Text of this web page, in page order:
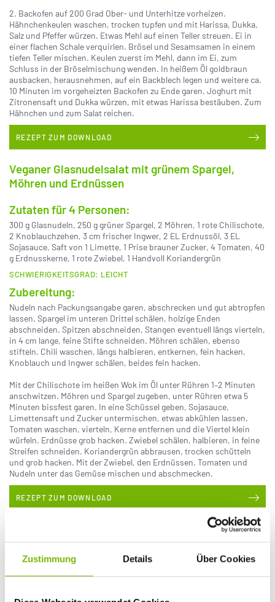
Zustimmung Details Über Cookies
2. Backofen auf 200 Grad Ober- und Unterhitze vorheizen.
Hähnchenkeulen waschen, trocken tupfen und mit Harissa, Dukka,
Salz und Pfeffer würzen. Etwas Mehl auf einen Teller streuen. Ei in
einer flachen Schale verquirlen. Brösel und Sesamsamen in einem
tiefen Teller mischen. Keulen zuerst im Mehl, dann im Ei, zum
Schluss in der Bröselmischung wenden. In heißem Öl goldbraun
ausbacken, herausnehmen, auf ein Backblech legen und weitere ca.
10 Minuten im vorgeheizten Backofen zu Ende garen. Joghurt mit
Zitronensaft und Dukka würzen, mit etwas Harissa bestäuben. Zum
Hähnchen und zum Salat reichen.
REZEPT ZUM DOWNLOAD
Veganer Glasnudelsalat mit grünem Spargel,
Möhren und Erdnüssen
Zutaten für 4 Personen:
300 g Glasnudeln, 250 g grüner Spargel, 2 Möhren, 1 rote Chilischote,
2 Knoblauchzehen, 3 cm frischer Ingwer, 2 EL Erdnussöl, 3 EL
Sojasauce, Saft von 1 Limette, 1 Prise brauner Zucker, 4 Tomaten, 40
g Erdnusskerne, 1 rote Zwiebel, 1 Handvoll Koriandergrün
SCHWIERIGKEITSGRAD: LEICHT
Zubereitung:
Nudeln nach Packungsangabe garen, abschrecken und gut abtropfen
lassen. Spargel im unteren Drittel schälen, holzige Enden
abschneiden. Spitzen abschneiden, Stangen eventuell längs vierteln,
in 4 cm lange, feine Stifte schneiden. Möhren schälen, ebenso
stifteln. Chili waschen, längs halbieren, entkernen, fein hacken.
Knoblauch und Ingwer schälen, beides fein hacken.
Mit der Chilischote im heißen Wok im Öl unter Rühren 1–2 Minuten
anschwitzen. Möhren und Spargel zugeben, unter Rühren etwa 5
Minuten bissfest garen. In eine Schüssel geben, Sojasauce,
Limettensaft und Zucker untermischen, etwas abkühlen lassen.
Tomaten waschen, vierteln, Kerne entfernen und die Viertel klein
würfeln. Erdnüsse grob hacken. Zwiebel schälen, halbieren, in feine
Streifen schneiden. Koriandergrün abbrausen, trocken schütteln
und grob hacken. Mit der Zwiebel, den Erdnüssen, Tomaten und
Nudeln unter das Gemüse mischen und abschmecken.
REZEPT ZUM DOWNLOAD
Weizentortilla mit Rindfleisch und Tomaten-Mais-
Salsa